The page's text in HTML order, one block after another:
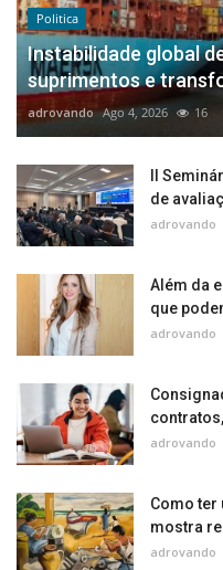
Politica
Instabilidade global
suprimentos e
adrovando Ago 4, 2026 16
II
de
adrovando
Além da
que
adrovando
adrovando
Como ter
mostra
adrovando